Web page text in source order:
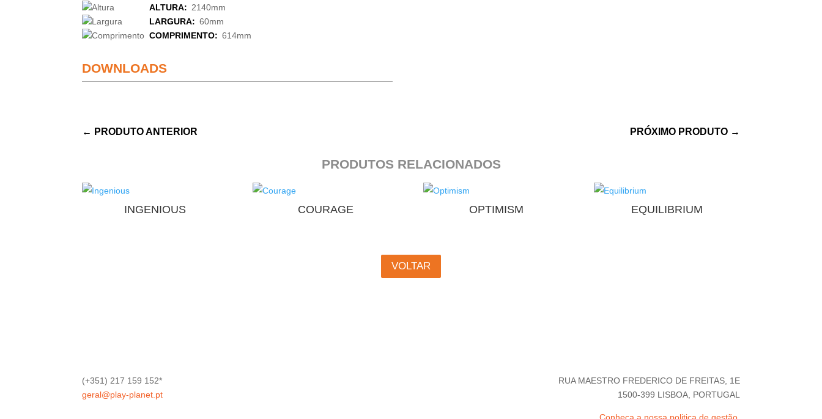
ALTURA: 2140mm
LARGURA: 60mm
COMPRIMENTO: 614mm
DOWNLOADS
← PRODUTO ANTERIOR PRÓXIMO PRODUTO→
PRODUTOS RELACIONADOS
INGENIOUS COURAGE OPTIMISM EQUILIBRIUM
VOLTAR
(+351) 217 159 152*
geral@play-planet.pt
RUA MAESTRO FREDERICO DE FREITAS, 1E
1500-399 LISBOA, PORTUGAL
Conheça a nossa politica de gestão.